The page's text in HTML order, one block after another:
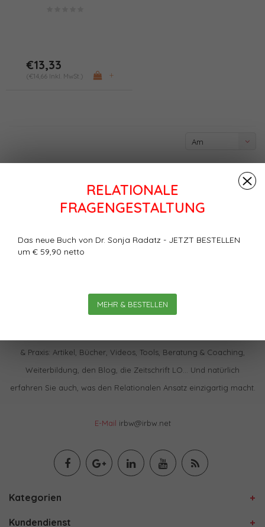
RELATIONALE
FRAGENGESTALTUNG
Das neue Buch von Dr. Sonja Radatz - JETZT BESTELLEN
um € 59,90 netto
MEHR & BESTELLEN
€13,33
(€14,66 Inkl. MwSt.) +
Am
& Praxis: Artikel, Bücher, Videos, Tools, Beratung & Coaching,
Weiterbildung, den Blog, die Zeitschrift LO… Und natürlich
erfahren Sie auch, was den Relationalen Ansatz einzigartig macht.
E-Mail irbw@irbw.net
Kategorien
Kundendienst